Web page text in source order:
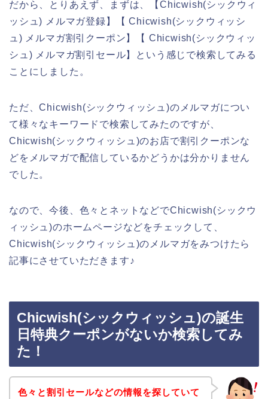
だから、とりあえず、まずは、【Chicwish(シックウィ
ッシュ) メルマガ登録】【 Chicwish(シックウィッシ
ュ) メルマガ割引クーポン】【 Chicwish(シックウィッ
シュ) メルマガ割引セール】という感じで検索してみる
ことにしました。
ただ、Chicwish(シックウィッシュ)のメルマガについ
て様々なキーワードで検索してみたのですが、
Chicwish(シックウィッシュ)のお店で割引クーポンな
どをメルマガで配信しているかどうかは分かりません
でした。
なので、今後、色々とネットなどでChicwish(シックウ
ィッシュ)のホームページなどをチェックして、
Chicwish(シックウィッシュ)のメルマガをみつけたら
記事にさせていただきます♪
Chicwish(シックウィッシュ)の誕生
日特典クーポンがないか検索してみ
た！
色々と割引セールなどの情報を探していて